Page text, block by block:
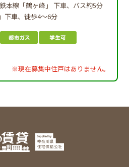
本線「鶴ヶ峰」 下車、バス約5分
下車、徒歩4～6分
※現在募集中住戸はありません。